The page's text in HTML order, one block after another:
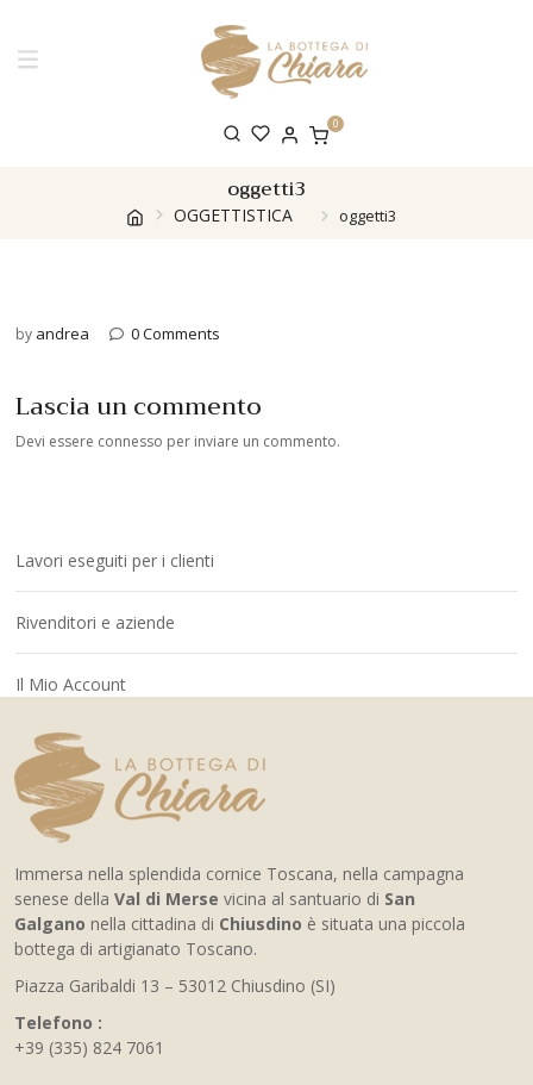
0
oggetti3
OGGETTISTICA oggetti3
by andrea 0 Comments
Lascia un commento
Devi essere connesso per inviare un commento.
Lavori eseguiti per i clienti
Rivenditori e aziende
Il Mio Account
Immersa nella splendida cornice Toscana, nella campagna
senese della Val di Merse vicina al santuario di San
Galgano nella cittadina di Chiusdino è situata una piccola
bottega di artigianato Toscano.
Piazza Garibaldi 13 – 53012 Chiusdino (SI)
Telefono :
+39 (335) 824 7061